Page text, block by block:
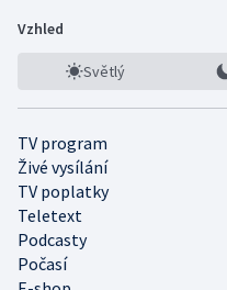
Vzhled
Světlý
TV program
Živé vysílání
TV poplatky
Teletext
Podcasty
Počasí